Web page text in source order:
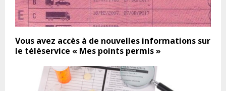
Vous avez accès à de nouvelles informations sur
le téléservice « Mes points permis »